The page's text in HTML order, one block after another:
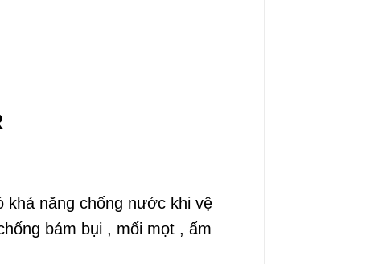
khả năng chống nước khi vệ
bám bụi , mối mọt , ẩm